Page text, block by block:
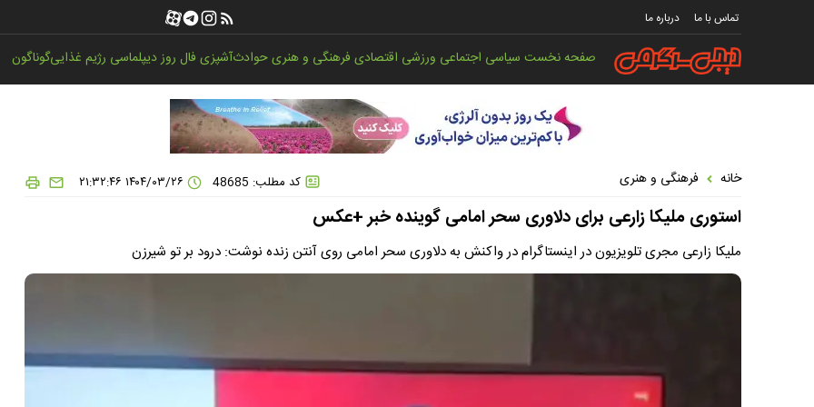
تماس با ما درباره ما
صفحه نخستسیاسی اجتماعی ورزشی اقتصادیفرهنگی و هنریحوادثآشپزیفال روزدیپلماسی رژیم غذاییگوناگون
خانه فرهنگی و هنری کد مطلب: 48685
استوری ملیکا زارعی برای دلاوری سحر امامی گوینده خبر +عکس
ملیکا زارعی مجری تلویزیون در اینستاگرام در واکنش به دلاوری سحر امامی روی آنتن زنده نوشت: درود بر تو شیرزن